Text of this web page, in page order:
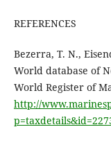
REFERENCES
Bezerra, T. N.,
World database of
World Register of
http://